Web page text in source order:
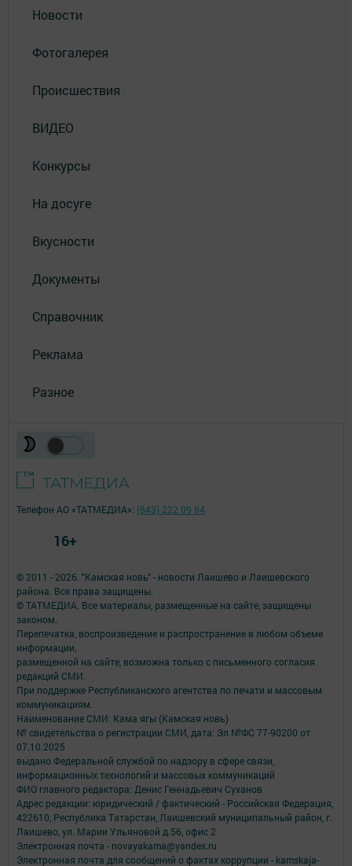
Новости
Фотогалерея
Происшествия
ВИДЕО
Конкурсы
На досуге
Вкусности
Документы
Справочник
Реклама
Разное
© 2011 - 2026. "Камская новь" - новости Лаишево и Лаишевского
района. Все права защищены.
© ТАТМЕДИА. Все материалы, размещенные на сайте, защищены
законом.
Перепечатка, воспроизведение и распространение в любом объеме
информации,
размещенной на сайте, возможна только с письменного согласия
редакций СМИ.
При поддержке Республиканского агентства по печати и массовым
коммуникациям.
Наименование СМИ: Кама ягы (Камская новь)
№ свидетельства о регистрации СМИ, дата: Эл №ФC 77-90200 от
07.10.2025
выдано Федеральной службой по надзору в сфере связи,
информационных технологий и массовых коммуникаций
ФИО главного редактора: Денис Геннадьевич Суханов
Адрес редакции: юридический / фактический - Российская Федерация,
422610, Республика Татарстан, Лаишевский муниципальный район, г.
Лаишево, ул. Марии Ульяновой д.56, офис 2
Электронная почта - novayakama@yandex.ru
Электронная почта для сообщений о фактах коррупции - kamskaja-
Телефон АО «ТАТМЕДИА»: (843) 222 09 84
16+